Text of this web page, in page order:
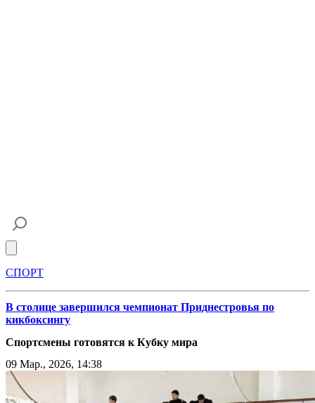
СПОРТ
В столице завершился чемпионат Приднестровья по
кикбоксингу
Спортсмены готовятся к Кубку мира
09 Мар., 2026, 14:38